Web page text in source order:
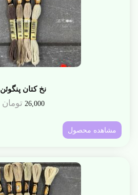
نخ کتان پنگوئن
26,000 تومان
مشاهده محصول